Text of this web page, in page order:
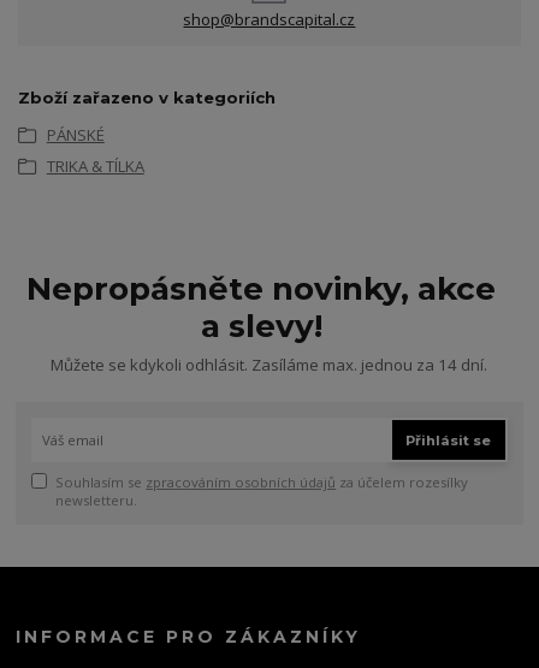
shop@brandscapital.cz
Zboží zařazeno v kategoriích
PÁNSKÉ
TRIKA & TÍLKA
Nepropásněte novinky, akce
a slevy!
Můžete se kdykoli odhlásit. Zasíláme max. jednou za 14 dní.
Přihlásit se
Souhlasím se zpracováním osobních údajů za účelem rozesílky
newsletteru.
INFORMACE PRO ZÁKAZNÍKY